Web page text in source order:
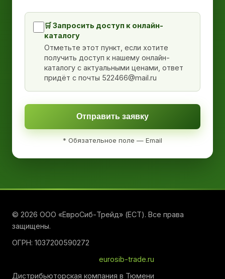
🛒 Запросить доступ к онлайн-
каталогу
Отметьте этот пункт, если хотите
получить доступ к нашему онлайн-
каталогу с актуальными ценами, ответ
придёт с почты 522466@mail.ru
Отправить заявку
* Обязательное поле — Email
© 2026 ООО «ЕвроСиб-Трейд» (ЕСТ). Все права
защищены.
ОГРН: 1037200590272
eurosib-trade.ru
Дистрибьюторская компания в Тюмени